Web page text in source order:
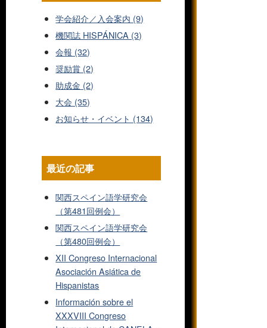
学会紹介／入会案内 (9)
機関誌 HISPÁNICA (3)
会報 (32)
奨励賞 (2)
助成金 (2)
大会 (35)
お知らせ・イベント (134)
最近の記事
関西スペイン語学研究会
（第481回例会）
関西スペイン語学研究会
（第480回例会）
XII Congreso Internacional
Asociación Asiática de
Hispanistas
Información sobre el
XXXVIII Congreso